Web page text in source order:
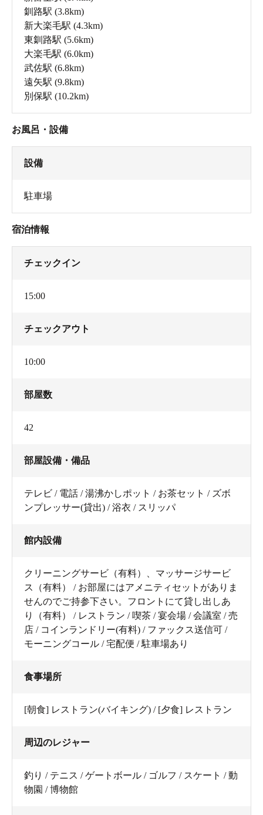
釧路駅 (3.8km)
新大楽毛駅 (4.3km)
東釧路駅 (5.6km)
大楽毛駅 (6.0km)
武佐駅 (6.8km)
遠矢駅 (9.8km)
別保駅 (10.2km)
お風呂・設備
設備
駐車場
宿泊情報
チェックイン
15:00
チェックアウト
10:00
部屋数
42
部屋設備・備品
テレビ / 電話 / 湯沸かしポット / お茶セット / ズボ
ンプレッサー(貸出) / 浴衣 / スリッパ
館内設備
クリーニングサービ（有料）、マッサージサービ
ス（有料） / お部屋にはアメニティセットがありま
せんのでご持参下さい。フロントにて貸し出しあ
り（有料） / レストラン / 喫茶 / 宴会場 / 会議室 / 売
店 / コインランドリー(有料) / ファックス送信可 /
モーニングコール / 宅配便 / 駐車場あり
食事場所
[朝食] レストラン(バイキング) / [夕食] レストラン
周辺のレジャー
釣り / テニス / ゲートボール / ゴルフ / スケート / 動
物園 / 博物館